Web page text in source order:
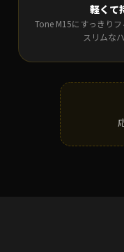
軽くて
Tone M15にすっきり
スリムな